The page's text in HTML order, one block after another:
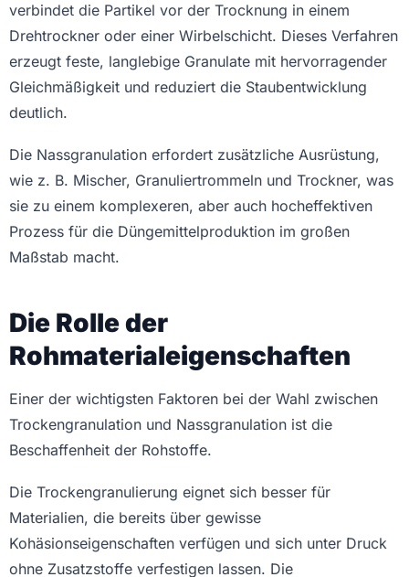
verbindet die Partikel vor der Trocknung in einem
Drehtrockner oder einer Wirbelschicht. Dieses Verfahren
erzeugt feste, langlebige Granulate mit hervorragender
Gleichmäßigkeit und reduziert die Staubentwicklung
deutlich.
Die Nassgranulation erfordert zusätzliche Ausrüstung,
wie z. B. Mischer, Granuliertrommeln und Trockner, was
sie zu einem komplexeren, aber auch hocheffektiven
Prozess für die Düngemittelproduktion im großen
Maßstab macht.
Die Rolle der
Rohmaterialeigenschaften
Einer der wichtigsten Faktoren bei der Wahl zwischen
Trockengranulation und Nassgranulation ist die
Beschaffenheit der Rohstoffe.
Die Trockengranulierung eignet sich besser für
Materialien, die bereits über gewisse
Kohäsionseigenschaften verfügen und sich unter Druck
ohne Zusatzstoffe verfestigen lassen. Die